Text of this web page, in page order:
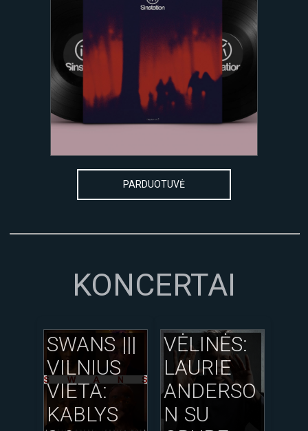
PARDUOTUVĖ
KONCERTAI
SWANS |||
VILNIUS
VIETA:
KABLYS
VĖLINĖS:
LAURIE
ANDERSO
N SU